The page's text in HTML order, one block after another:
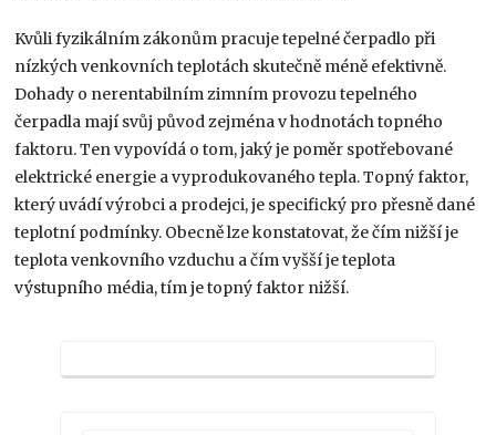
Kvůli fyzikálním zákonům pracuje tepelné čerpadlo při
nízkých venkovních teplotách skutečně méně efektivně.
Dohady o nerentabilním zimním provozu tepelného
čerpadla mají svůj původ zejména v hodnotách topného
faktoru. Ten vypovídá o tom, jaký je poměr spotřebované
elektrické energie a vyprodukovaného tepla. Topný faktor,
který uvádí výrobci a prodejci, je specifický pro přesně dané
teplotní podmínky. Obecně lze konstatovat, že čím nižší je
teplota venkovního vzduchu a čím vyšší je teplota
výstupního média, tím je topný faktor nižší.